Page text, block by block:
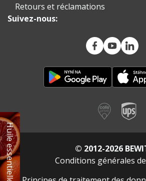
Retours et réclamations
Suivez-nous:
© 2012-2026
Conditions générales